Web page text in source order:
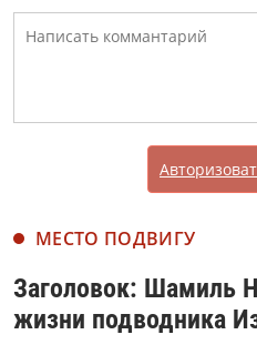
МЕСТО ПОДВИГУ
Заголовок: Шамиль
жизни подводника